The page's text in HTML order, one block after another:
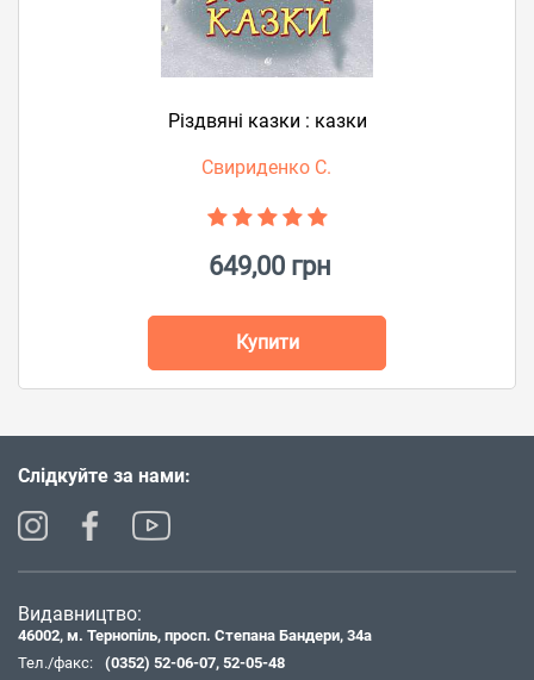
Різдвяні казки : казки
Свириденко С.
649,00 грн
Купити
Слідкуйте за нами:
Видавництво:
46002, м. Тернопіль, просп. Степана Бандери, 34а
Тел./факс:
(0352) 52-06-07, 52-05-48